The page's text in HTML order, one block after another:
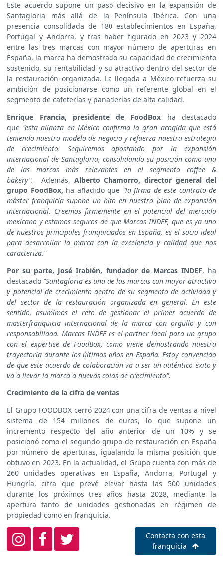
Este acuerdo supone un paso decisivo en la expansión de
Santagloria más allá de la Península Ibérica. Con una
presencia consolidada de 180 establecimientos en España,
Portugal y Andorra, y tras haber figurado en 2023 y 2024
entre las tres marcas con mayor número de aperturas en
España, la marca ha demostrado su capacidad de crecimiento
sostenido, su rentabilidad y su atractivo dentro del sector de
la restauración organizada. La llegada a México refuerza su
ambición de posicionarse como un referente global en el
segmento de cafeterías y panaderías de alta calidad.
Enrique Francia, presidente de FoodBox ha destacado
que "esta alianza en México confirma la gran acogida que está
teniendo nuestro modelo de negocio y refuerza nuestra estrategia
de crecimiento. Seguiremos apostando por la expansión
internacional de Santagloria, consolidando su posición como una
de las marcas más relevantes en el segmento coffee &
bakery". Además, Alberto Chamorro, director general del
grupo FoodBox, ha añadido que "la firma de este contrato de
máster franquicia supone un hito en nuestro plan de expansión
internacional. Creemos firmemente en el potencial del mercado
mexicano y estamos seguros de que Marcas INDEF, que es ya uno
de nuestros principales franquiciados en España, es el socio ideal
para desarrollar la marca con la excelencia y calidad que nos
caracteriza."
Por su parte, José Irabién, fundador de Marcas INDEF, ha
destacado "Santagloria es una de las marcas con mayor atractivo
y potencial de crecimiento dentro de su segmento de actividad y
del sector de la restauración organizada en general. En este
sentido, asumimos el reto de gestionar el primer acuerdo de
masterfranquicia internacional de la marca con orgullo y con
responsabilidad. Marcas INDEF es el partner ideal para un grupo
con el expertise de FoodBox, como viene demostrando nuestra
trayectoria durante los últimos años en España. Estoy convencido
de que este acuerdo de colaboración va a ser un auténtico éxito y
va a llevar la marca a nuevas cotas de crecimiento".
Crecimiento de la cifra de ventas
El Grupo FOODBOX cerró 2024 con una cifra de ventas a nivel
sistema de 154 millones de euros, lo que supone un
incremento respecto del año anterior de un 10% y se
posicionó como el segundo grupo de restauración en España
por número de aperturas, igualando la misma posición que
obtuvo en 2023. En la actualidad, el Grupo cuenta con más de
260 unidades operativas en España, Andorra, Portugal y
Hungría, cifra que prevé elevar hasta las 500 unidades
durante los próximos tres años hasta 2028, mediante la
apertura tanto de unidades gestionadas en régimen de
propiedad como en franquicia.
Contacta con esta
franquicia